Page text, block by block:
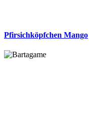
Pfirsichköpfchen Mango